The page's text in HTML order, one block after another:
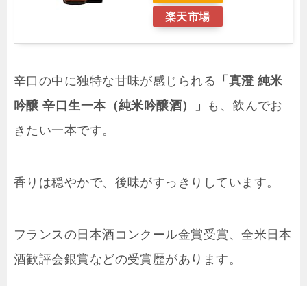
楽天市場
辛口の中に独特な甘味が感じられる 「真澄 純米
吟醸 辛口生一本（純米吟醸酒）」
も、飲んでお
きたい一本です。
香りは穏やかで、後味がすっきりしています。
フランスの日本酒コンクール金賞受賞、全米日本
酒歓評会銀賞などの受賞歴があります。